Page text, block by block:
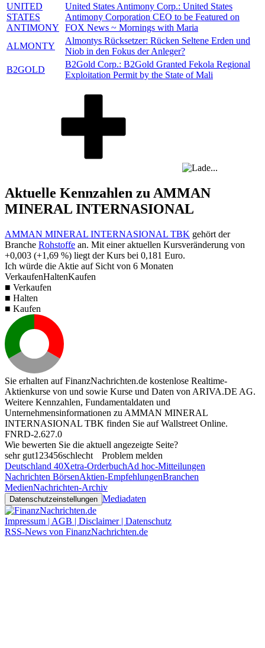
UNITED
STATES
ANTIMONY
United States Antimony Corp.: United States
Antimony Corporation CEO to be Featured on
FOX News ~ Mornings with Maria
ALMONTY
Almontys Rücksetzer: Rücken Seltene Erden und
Niob in den Fokus der Anleger?
B2GOLD
B2Gold Corp.: B2Gold Granted Fekola Regional
Exploitation Permit by the State of Mali
Aktuelle Kennzahlen zu AMMAN
MINERAL INTERNASIONAL
AMMAN MINERAL INTERNASIONAL TBK gehört der
Branche Rohstoffe an. Mit einer aktuellen Kursveränderung von
+0,003 (+1,69 %) liegt der Kurs bei 0,181 Euro.
Ich würde die Aktie auf Sicht von 6 Monaten
VerkaufenHaltenKaufen
■ Verkaufen
■ Halten
■ Kaufen
Sie erhalten auf FinanzNachrichten.de kostenlose Realtime-
Aktienkurse von und sowie Kurse und Daten von ARIVA.DE AG.
Weitere Kennzahlen, Fundamentaldaten und
Unternehmensinformationen zu AMMAN MINERAL
INTERNASIONAL TBK finden Sie aufWallstreet Online.
FNRD-2.627.0
Wie bewerten Sie die aktuell angezeigte Seite?
sehr gut1 23456schlecht
Problem melden
Deutschland 40Xetra-OrderbuchAd hoc-Mitteilungen
Nachrichten BörsenAktien-EmpfehlungenBranchen
MedienNachrichten-Archiv
Datenschutzeinstellungen Mediadaten
Impressum | AGB | Disclaimer | Datenschutz
RSS-News von FinanzNachrichten.de